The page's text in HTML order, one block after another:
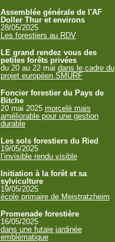
Assemblée générale de l'AF
Doller Thur et environs
28/05/2025
Les forestiers au RDV
LE grand rendez vous des
petites forêts privées
du 20 au 22 mai dans le cadre du
projet européen SMURF
Foncier forestier du Pays de
Bitche
20 mai 2025 morcelé mais
améliorable pour une gestion
durable
Les sols forestiers du Ried
19/05/2025
l’invisible rendu visible
Initiation à la forêt et sa
sylviculture
19/05/2025
école primaire de Meistratzheim
Promenade forestière
16/05/2025
dans une futaie jardinée
emblématique